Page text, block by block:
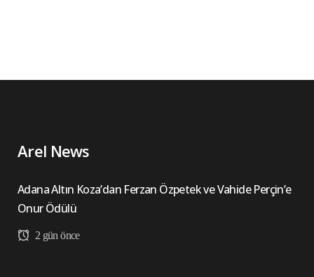
Arel News
Adana Altın Koza’dan Ferzan Özpetek ve Vahide Perçin’e
Onur Ödülü
2 gün önce